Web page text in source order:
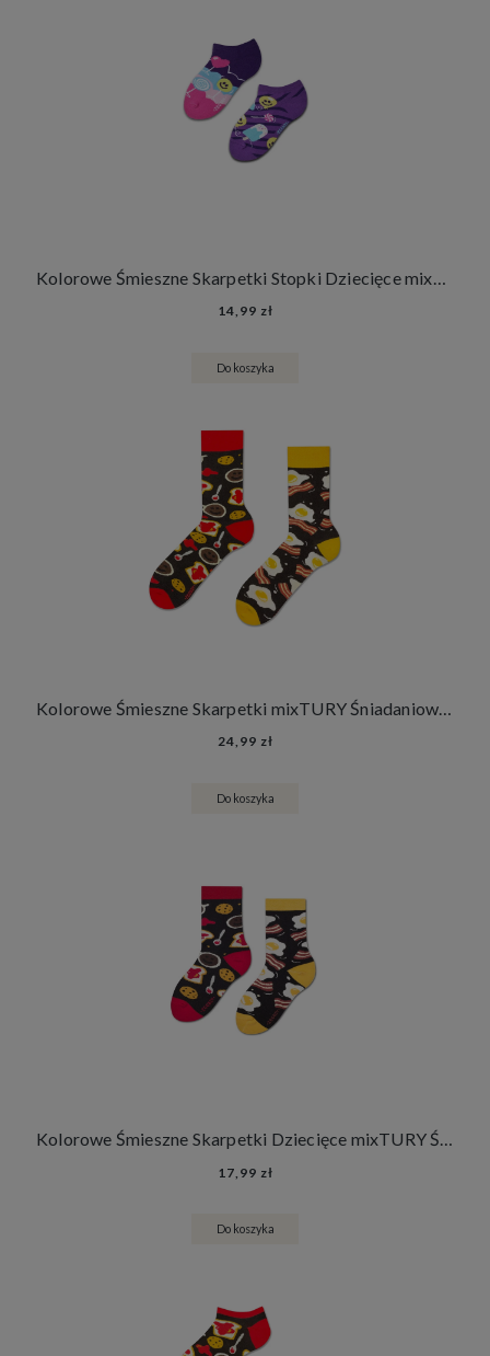
14,99 zł
Do koszyka
24,99 zł
Do koszyka
Kolorowe Śmieszne Skarpetki Dziecięce mixTURY Śniadaniowe Dla Dzieci Długie Angielskie Śniadanie Francuskie Śniadanie
17,99 zł
Do koszyka